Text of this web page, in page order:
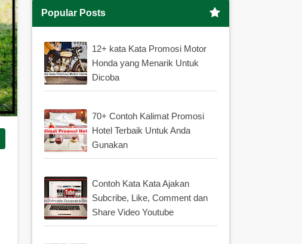
Popular Posts
12+ kata Kata Promosi Motor
Honda yang Menarik Untuk
Dicoba
70+ Contoh Kalimat Promosi
Hotel Terbaik Untuk Anda
Gunakan
Contoh Kata Kata Ajakan
Subcribe, Like, Comment dan
Share Video Youtube